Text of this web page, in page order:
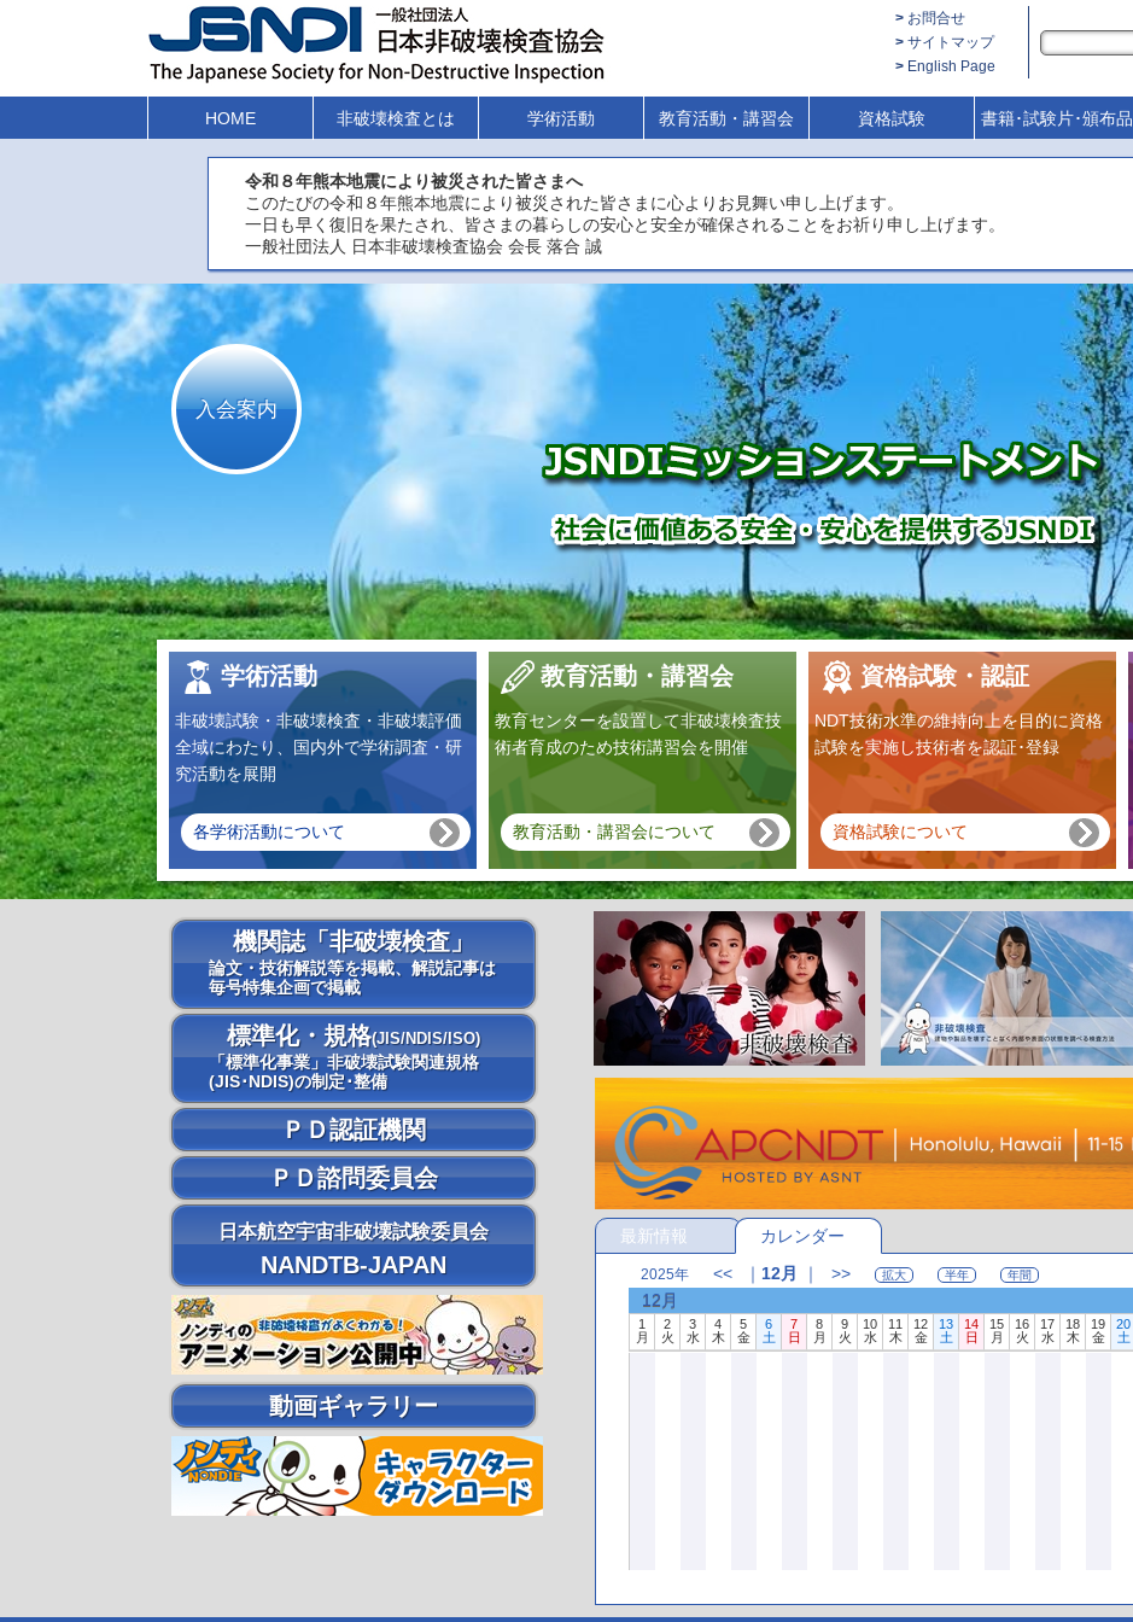
お問合せ
サイトマップ
English Page
HOME 非破壊検査とは 学術活動 教育活動・講習会 資格試験 書籍･試験片･頒布品
令和８年熊本地震により被災された皆さまへ
このたびの令和８年熊本地震により被災された皆さまに心よりお見舞い申し上げます。
一日も早く復旧を果たされ、皆さまの暮らしの安心と安全が確保されることをお祈り申し上げます。
一般社団法人 日本非破壊検査協会 会長 落合 誠
入会案内
学術活動
非破壊試験・非破壊検査・非破壊評価
全域にわたり、国内外で学術調査・研
究活動を展開
各学術活動について
教育活動・講習会
教育センターを設置して非破壊検査技
術者育成のため技術講習会を開催
教育活動・講習会について
資格試験・認証
NDT技術水準の維持向上を目的に資格
試験を実施し技術者を認証･登録
資格試験について
機関誌「非破壊検査」
論文・技術解説等を掲載、解説記事は
毎号特集企画で掲載
標準化・規格(JIS/NDIS/ISO)
「標準化事業」非破壊試験関連規格
(JIS･NDIS)の制定･整備
ＰＤ認証機関
ＰＤ諮問委員会
日本航空宇宙非破壊試験委員会
NANDTB-JAPAN
動画ギャラリー
最新情報 カレンダー
2025年 << ｜ 12月 ｜ >> 拡大 半年 年間
12月
1
月
2
火
3
水
4
木
5
金
6
土
7
日
8
月
9
火
10
水
11
木
12
金
13
土
14
日
15
月
16
火
17
水
18
木
19
金
20
土